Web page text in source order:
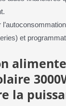
et
la